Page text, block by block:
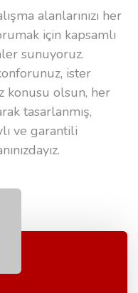
alanlarınızı her
için kapsamlı
sunuyoruz.
ister
konusu olsun, her
tasarlanmış,
ve garantili